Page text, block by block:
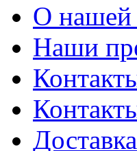
О нашей
Наши